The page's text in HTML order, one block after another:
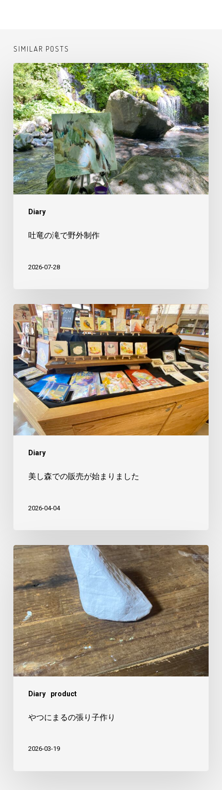
SIMILAR POSTS
Diary
吐
竜
の
滝
で
野
外
制
作
吐竜の滝で野外制作
2026-07-28
Diary
美
し
森
で
の
販
売
が
始
美し森での販売が始まりました
2026-04-04
Diary product
や
つ
に
ま
る
の
張
り
子
やつにまるの張り子作り
2026-03-19